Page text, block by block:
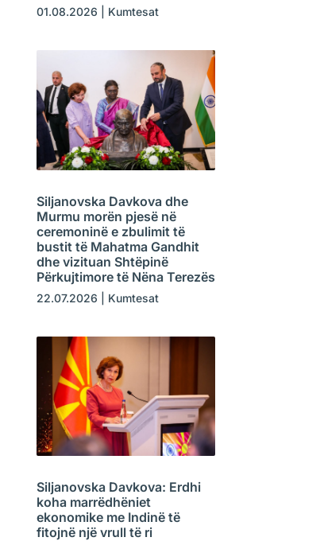
01.08.2026 Kumtesat
Siljanovska Davkova dhe
Murmu morën pjesë në
ceremoninë e zbulimit të
bustit të Mahatma Gandhit
dhe vizituan Shtëpinë
Përkujtimore të Nëna Terezës
22.07.2026 Kumtesat
Siljanovska Davkova: Erdhi
koha marrëdhëniet
ekonomike me Indinë të
fitojnë një vrull të ri